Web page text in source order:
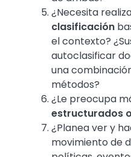
¿Necesita
clasificación
el contexto?
autoclasificar
una
métodos?
¿Le preocupa
estructurados
¿Planea ver y
movimiento de